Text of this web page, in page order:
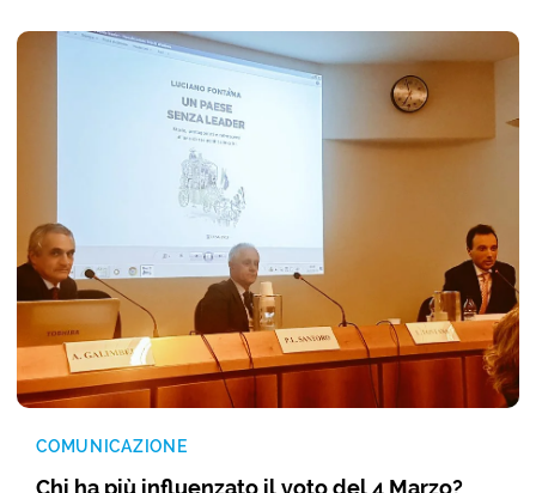
COMUNICAZIONE
Chi ha più influenzato il voto del 4 Marzo?